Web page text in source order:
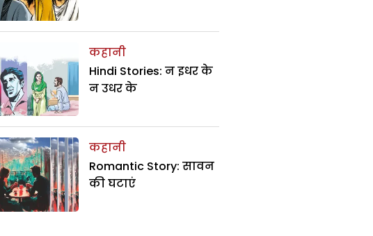
कहानी
Hindi Stories: न इधर के
न उधर के
कहानी
Romantic Story: सावन
की घटाएं